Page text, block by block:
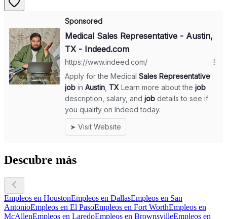
Descubre más
Empleos en HoustonEmpleos en DallasEmpleos en San
AntonioEmpleos en El PasoEmpleos en Fort WorthEmpleos en
McAllenEmpleos en LaredoEmpleos en BrownsvilleEmpleos en